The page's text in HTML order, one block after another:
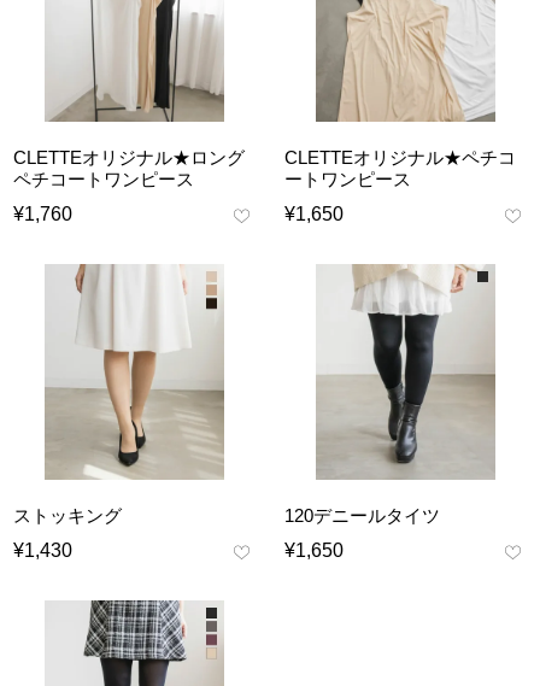
CLETTEオリジナル★ロング
ペチコートワンピース
¥1,760
CLETTEオリジナル★ペチコ
ートワンピース
¥1,650
ストッキング
¥1,430
120デニールタイツ
¥1,650